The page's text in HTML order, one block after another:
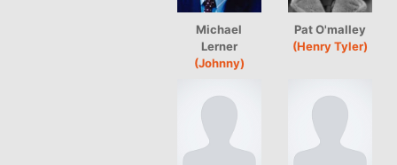
Michael
Lerner
(Johnny)
Pat O'malley
(Henry Tyler)